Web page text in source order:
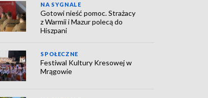
NA SYGNALE
Gotowi nieść pomoc. Strażacy
z Warmii i Mazur polecą do
Hiszpani
SPOŁECZNE
Festiwal Kultury Kresowej w
Mrągowie